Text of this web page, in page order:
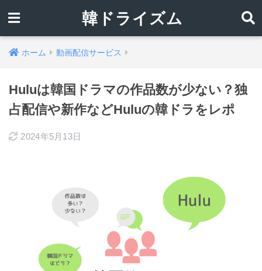
韓ドライズム
ホーム 動画配信サービス
Huluは韓国ドラマの作品数が少ない？独
占配信や新作などHuluの韓ドラをレポ
2024年5月13日